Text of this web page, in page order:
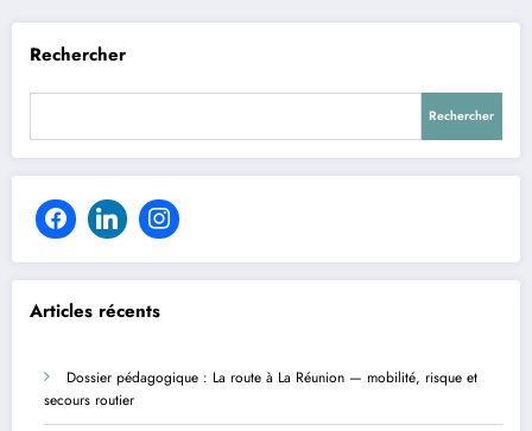
Rechercher
Rechercher
Articles récents
Dossier pédagogique : La route à La Réunion — mobilité, risque et
secours routier